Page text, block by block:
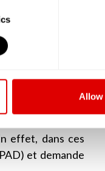
Allow
et dont le
devenir des
l’on parle de
vie (PUV) que
adossées à un
effet, dans ces
et demande